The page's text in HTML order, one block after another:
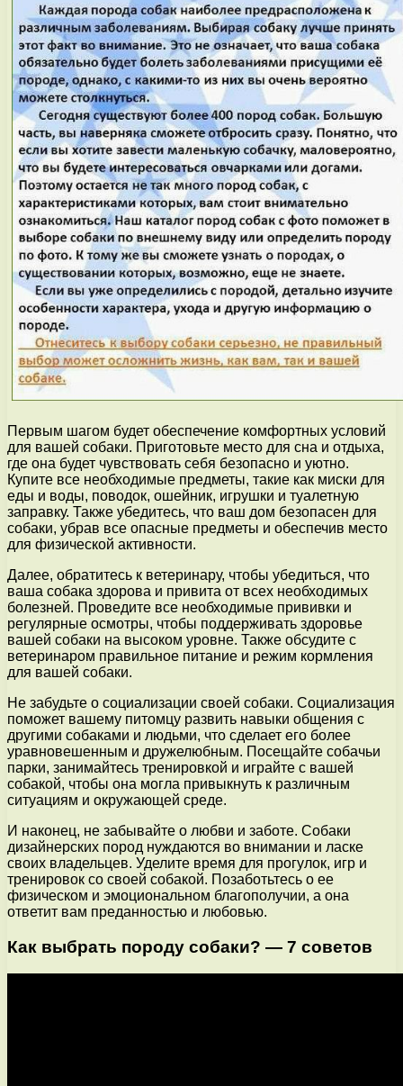
Первым шагом будет обеспечение комфортных условий
для вашей собаки. Приготовьте место для сна и отдыха,
где она будет чувствовать себя безопасно и уютно.
Купите все необходимые предметы, такие как миски для
еды и воды, поводок, ошейник, игрушки и туалетную
заправку. Также убедитесь, что ваш дом безопасен для
собаки, убрав все опасные предметы и обеспечив место
для физической активности.
Далее, обратитесь к ветеринару, чтобы убедиться, что
ваша собака здорова и привита от всех необходимых
болезней. Проведите все необходимые прививки и
регулярные осмотры, чтобы поддерживать здоровье
вашей собаки на высоком уровне. Также обсудите с
ветеринаром правильное питание и режим кормления
для вашей собаки.
Не забудьте о социализации своей собаки. Социализация
поможет вашему питомцу развить навыки общения с
другими собаками и людьми, что сделает его более
уравновешенным и дружелюбным. Посещайте собачьи
парки, занимайтесь тренировкой и играйте с вашей
собакой, чтобы она могла привыкнуть к различным
ситуациям и окружающей среде.
И наконец, не забывайте о любви и заботе. Собаки
дизайнерских пород нуждаются во внимании и ласке
своих владельцев. Уделите время для прогулок, игр и
тренировок со своей собакой. Позаботьтесь о ее
физическом и эмоциональном благополучии, а она
ответит вам преданностью и любовью.
Как выбрать породу собаки? — 7 советов